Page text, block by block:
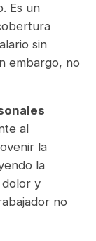
Es un
sin
embargo, no
al
la
la
dolor y
no